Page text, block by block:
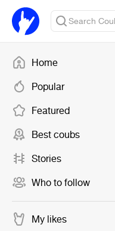
Home
Popular
Featured
Best coubs
Stories
Who to follow
My likes